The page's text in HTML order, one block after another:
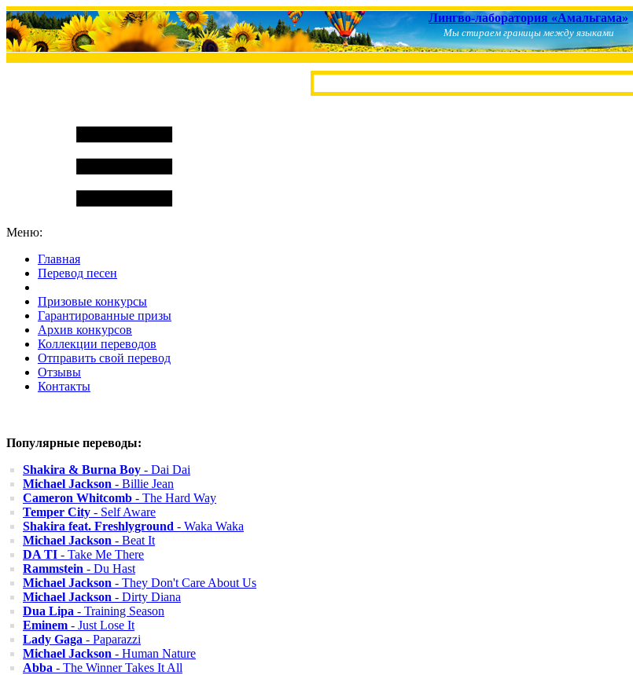
Лингво-лаборатория «Амальгама»
Мы стираем границы между языками
Меню:
Главная
Перевод песен
Призовые конкурсы
Гарантированные призы
Архив конкурсов
Коллекции переводов
Отправить свой перевод
Отзывы
Контакты
Популярные переводы:
Shakira & Burna Boy - Dai Dai
Michael Jackson - Billie Jean
Cameron Whitcomb - The Hard Way
Temper City - Self Aware
Shakira feat. Freshlyground - Waka Waka
Michael Jackson - Beat It
DA TI - Take Me There
Rammstein - Du Hast
Michael Jackson - They Don't Care About Us
Michael Jackson - Dirty Diana
Dua Lipa - Training Season
Eminem - Just Lose It
Lady Gaga - Paparazzi
Michael Jackson - Human Nature
Abba - The Winner Takes It All